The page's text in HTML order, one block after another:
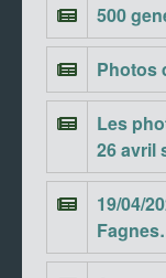
500
Photos
Les
26 avril
19/04/